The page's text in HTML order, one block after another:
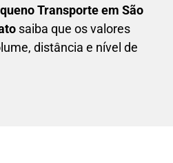
Transporte em São
saiba que os valores
distância e nível de